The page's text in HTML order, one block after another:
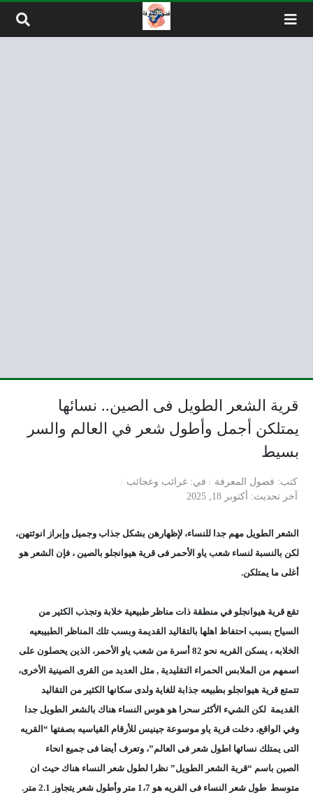
قرية الشعر الطويل فى الصين.. نسائها
يمتلكن أجمل وأطول شعر في العالم والسر
بسيط
كتب فضول المعرفة في غرائب وعجائب
آخر تحديث
أكتوبر 18, 2025
الشعر الطويل مهم جدا للنساء، لإظهارهن بشكل جذاب وجميل وإبراز انوثتهن،
لكن بالنسبة لنساء شعب ياو الأحمر فى قرية هيوانجلو بالصين ، فإن الشعر هو
أغلى ما يمتلكن.
تقع قرية هيوانجلو في منطقة ذات مناظر طبيعية خلابة وتجذب الكثير من
السياح بسبب احتفاظ اهلها بالتقاليد القديمة وبسب تلك المناظر الطبيبعيه
الخلابه ، يسكن القريه نحو 82 أسرة من شعب ياو الأحمر، الذين يحصلون على
اسمهم من الملابس الحمراء التقليدية , مثل العديد من القرى الصينية الأخرى،
تتمتع قرية هيوانجلو بطبيعه جذابة للغاية ولدى سكانها الكثير من التقاليد
القديمة ​​لكن الشيء الأكثر سحرا هو هوس النساء هناك بالشعر الطويل جدا
وفي الواقع، دخلت قرية ياو موسوعة جينيس للأرقام القياسيه بصفتها “القريه
التى يمتلك نسائها اطول شعر فى العالم”، وتعرف أيضا فى جميع انحاء
الصين باسم “قرية الشعر الطويل” نظرا لطول شعر ​​النساء هناك حيث ان
متوسط طول شعر النساء فى القريه هو 1،7 متر وأطول شعر يتجاوز 2.1 متر.